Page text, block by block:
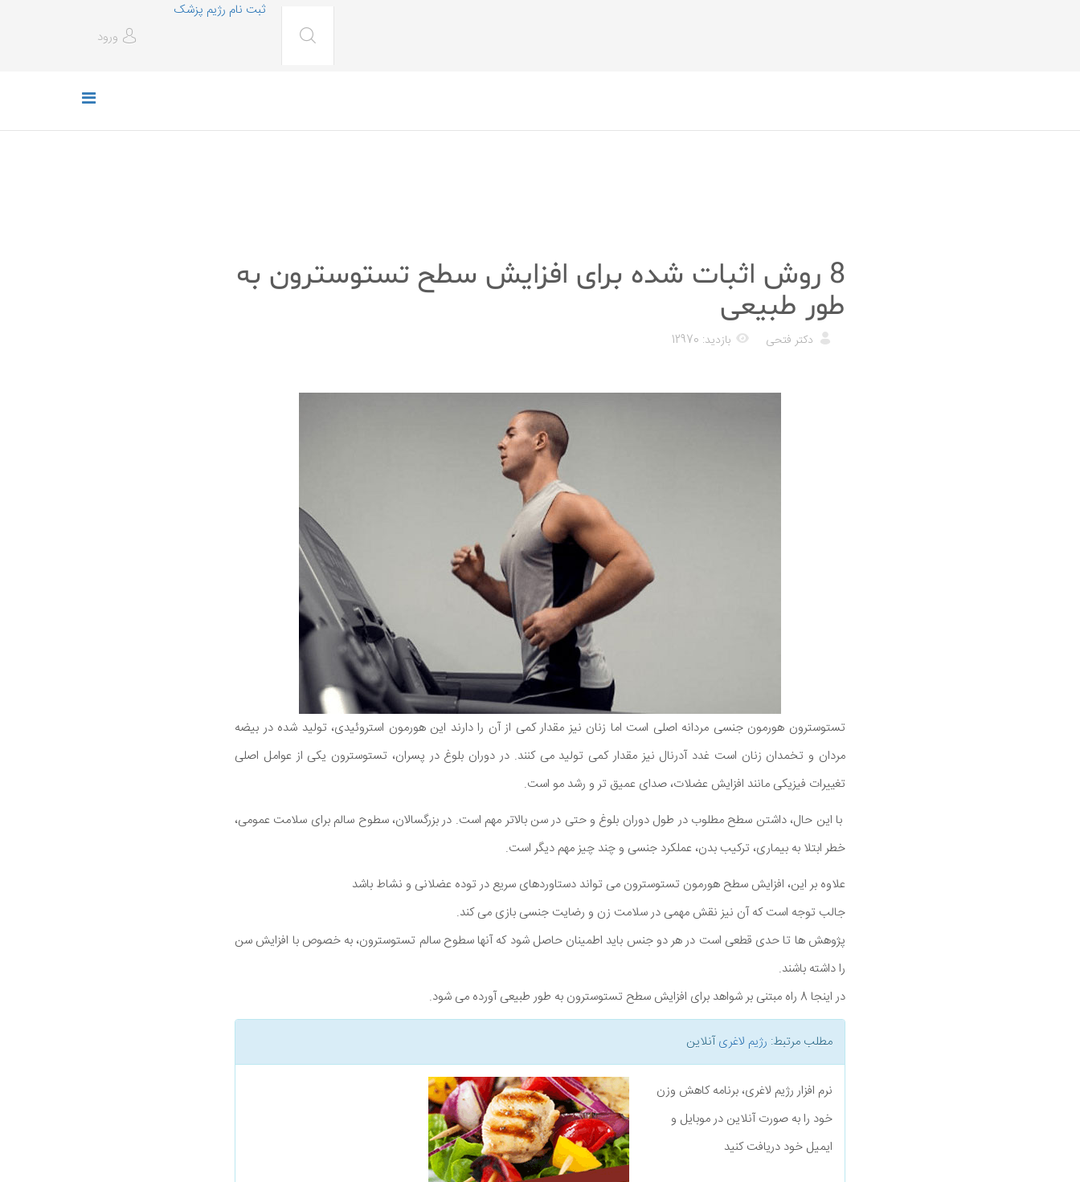
ثبت نام رژیم پزشک
ورود
8 روش اثبات شده برای افزایش سطح تستوسترون به
طور طبیعی
دکتر فتحی بازدید: 12970
تستوسترون هورمون جنسی مردانه اصلی است اما زنان نیز مقدار کمی از آن را دارند این هورمون استروئیدی، تولید شده در بیضه
مردان و تخمدان زنان است غدد آدرنال نیز مقدار کمی تولید می کنند. در دوران بلوغ در پسران، تستوسترون یکی از عوامل اصلی
تغییرات فیزیکی مانند افزایش عضلات، صدای عمیق تر و رشد مو است.
با این حال، داشتن سطح مطلوب در طول دوران بلوغ و حتی در سن بالاتر مهم است. در بزرگسالان، سطوح سالم برای سلامت عمومی،
خطر ابتلا به بیماری، ترکیب بدن، عملکرد جنسی و چند چیز مهم دیگر است.
علاوه بر این، افزایش سطح هورمون تستوسترون می تواند دستاوردهای سریع در توده عضلانی و نشاط باشد
جالب توجه است که آن نیز نقش مهمی در سلامت زن و رضایت جنسی بازی می کند.
پژوهش ها تا حدی قطعی است در هر دو جنس باید اطمینان حاصل شود که آنها سطوح سالم تستوسترون، به خصوص با افزایش سن
را داشته باشند.
در اینجا 8 راه مبتنی بر شواهد برای افزایش سطح تستوسترون به طور طبیعی آورده می شود.
مطلب مرتبط: رژیم لاغریآنلاین
نرم افزار رژیم لاغری، برنامه کاهش وزن
خود را به صورت آنلاین در موبایل و
ایمیل خود دریافت کنید